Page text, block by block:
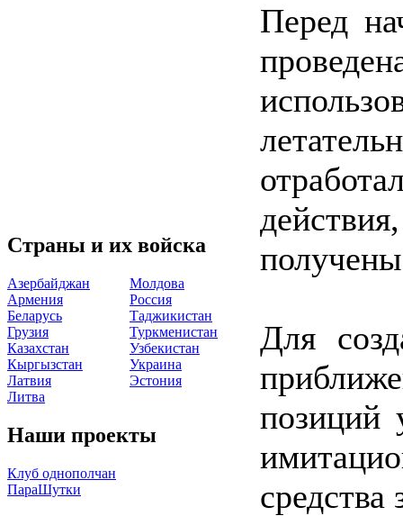
Страны и их войска
Азербайджан
Армения
Беларусь
Грузия
Казахстан
Кыргызстан
Латвия
Литва
Молдова
Россия
Таджикистан
Туркменистан
Узбекистан
Украина
Эстония
Наши проекты
Клуб однополчан
ПараШутки
Перед
Для
позиций